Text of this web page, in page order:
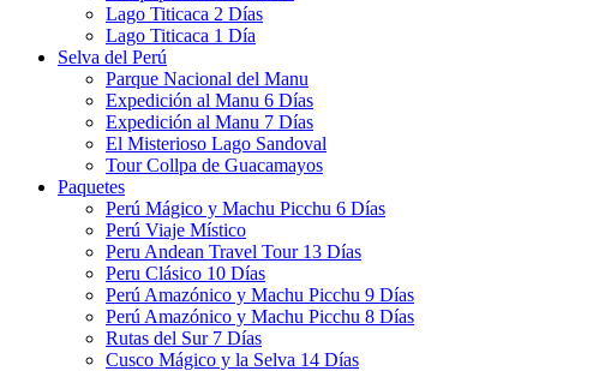
Lago Titicaca 2 Días
Lago Titicaca 1 Día
Selva del Perú
Parque Nacional del Manu
Expedición al Manu 6 Días
Expedición al Manu 7 Días
El Misterioso Lago Sandoval
Tour Collpa de Guacamayos
Paquetes
Perú Mágico y Machu Picchu 6 Días
Perú Viaje Místico
Peru Andean Travel Tour 13 Días
Peru Clásico 10 Días
Perú Amazónico y Machu Picchu 9 Días
Perú Amazónico y Machu Picchu 8 Días
Rutas del Sur 7 Días
Cusco Mágico y la Selva 14 Días